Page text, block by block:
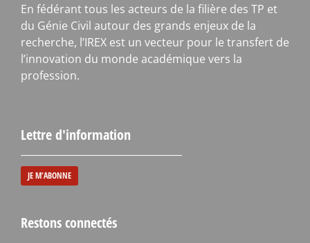
En fédérant tous les acteurs de la filière des TP et
du Génie Civil autour des grands enjeux de la
recherche, l’IREX est un vecteur pour le transfert de
l’innovation du monde académique vers la
profession.
Lettre d'information
JE M'ABONNE
Restons connectés